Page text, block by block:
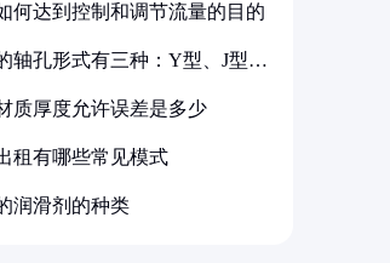
何达到控制和调节流量的目的
轴孔形式有三种：Y型、J型、
质厚度允许误差是多少
租有哪些常见模式
润滑剂的种类